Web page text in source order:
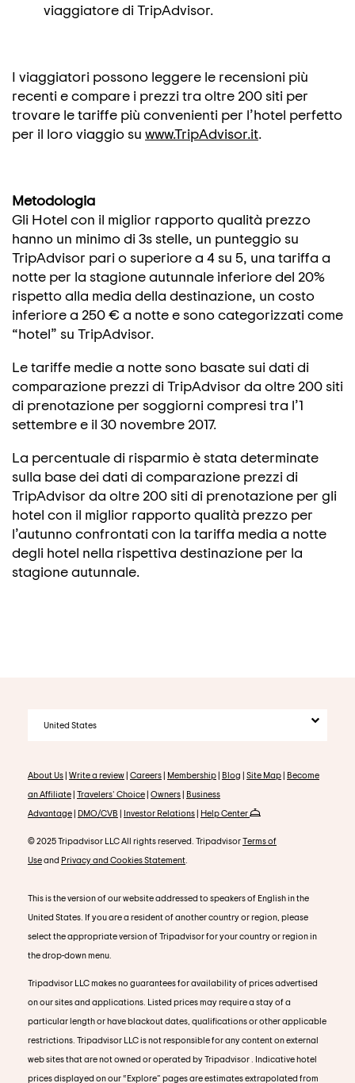
viaggiatore di TripAdvisor.
I viaggiatori possono leggere le recensioni più
recenti e compare i prezzi tra oltre 200 siti per
trovare le tariffe più convenienti per l’hotel perfetto
per il loro viaggio su www.TripAdvisor.it.
Metodologia
Gli Hotel con il miglior rapporto qualità prezzo
hanno un minimo di 3s stelle, un punteggio su
TripAdvisor pari o superiore a 4 su 5, una tariffa a
notte per la stagione autunnale inferiore del 20%
rispetto alla media della destinazione, un costo
inferiore a 250 € a notte e sono categorizzati come
“hotel” su TripAdvisor.
Le tariffe medie a notte sono basate sui dati di
comparazione prezzi di TripAdvisor da oltre 200 siti
di prenotazione per soggiorni compresi tra l’1
settembre e il 30 novembre 2017.
La percentuale di risparmio è stata determinate
sulla base dei dati di comparazione prezzi di
TripAdvisor da oltre 200 siti di prenotazione per gli
hotel con il miglior rapporto qualità prezzo per
l’autunno confrontati con la tariffa media a notte
degli hotel nella rispettiva destinazione per la
stagione autunnale.
United States
About Us| Write a review| Careers| Membership| Blog | Site Map| Become
an Affiliate| Travelers' Choice| Owners| Business
Advantage| DMO/CVB | Investor Relations| Help Center
© 2025 Tripadvisor LLC All rights reserved. TripadvisorTerms of
Useand Privacy and Cookies Statement
This is the version of our website addressed to speakers of English in the
United States. If you are a resident of another country or region, please
select the appropriate version of Tripadvisor for your country or region in
the drop-down menu.
Tripadvisor LLC makes no guarantees for availability of prices advertised
on our sites and applications. Listed prices may require a stay of a
particular length or have blackout dates, qualifications or other applicable
restrictions. Tripadvisor LLC is not responsible for any content on external
web sites that are not owned or operated by Tripadvisor . Indicative hotel
prices displayed on our “Explore” pages are estimates extrapolated from